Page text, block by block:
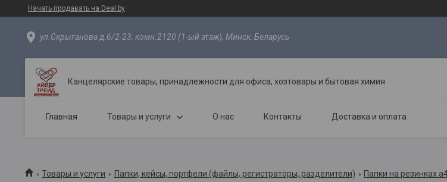
Начать продавать на Deal.by
ул.Скрыганова д.6/2-23, комн.2120 (1-ый этаж), Минск, Беларусь
Канцелярские товары, принадлежности для офиса, хозтовары и бытовая химия
Главная Товары и услуги О нас Контакты Доставка и оплата
Товары и услуги Папки, кейсы, портфели (файлы, регистраторы, разделители) Папки на резинках